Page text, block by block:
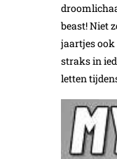
beast! Niet
jaartjes ook
straks in
letten